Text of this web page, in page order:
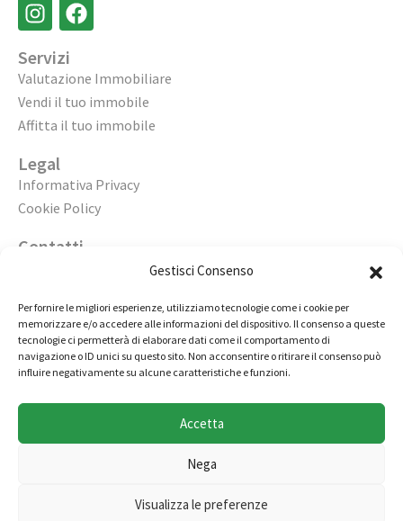
Gestisci Consenso
Per fornire le migliori esperienze, utilizziamo tecnologie come i cookie per
memorizzare e/o accedere alle informazioni del dispositivo. Il consenso a queste
tecnologie ci permetterà di elaborare dati come il comportamento di
navigazione o ID unici su questo sito. Non acconsentire o ritirare il consenso può
influire negativamente su alcune caratteristiche e funzioni.
Accetta
Nega
Visualizza le preferenze
Servizi
Valutazione Immobiliare
Vendi il tuo immobile
Affitta il tuo immobile
Legal
Informativa Privacy
Cookie Policy
Contatti
02 98236472
info@immobiliarecasaelite.it
Copyright © by Millertech S.r.l., società appartenente al
gruppo Miller Group - Tutti i diritti riservati